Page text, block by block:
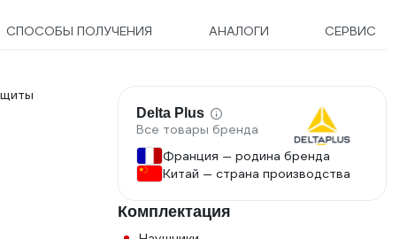
СПОСОБЫ ПОЛУЧЕНИЯ АНАЛОГИ СЕРВИС
Delta Plus
Все товары бренда
Франция — родина бренда
Китай — страна производства
Комплектация